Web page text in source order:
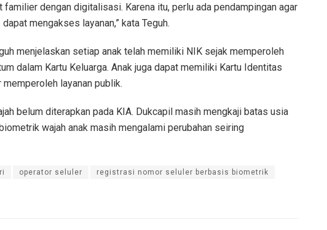
familier dengan digitalisasi. Karena itu, perlu ada pendampingan agar
mengakses layanan,” kata Teguh.
menjelaskan setiap anak telah memiliki NIK sejak memperoleh
dalam Kartu Keluarga. Anak juga dapat memiliki Kartu Identitas
layanan publik.
belum diterapkan pada KIA. Dukcapil masih mengkaji batas usia
wajah anak masih mengalami perubahan seiring
operator seluler registrasi nomor seluler berbasis biometrik